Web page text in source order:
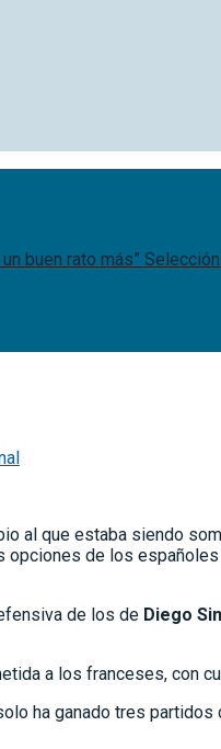
buen rato más”
al que estaba siendo
opciones de los
de los de Diego
a los franceses, con
ha ganado tres